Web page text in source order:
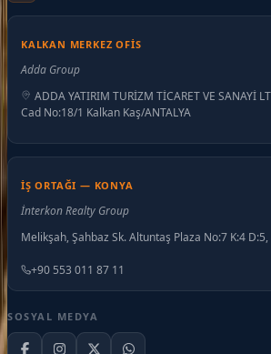
KALKAN MERKEZ OFIS
Adda Group
ADDA YATIRIM TURİZM TİCARET VE SANAYİ
Cad No:18/1 Kalkan Kaş/ANTALYA
İŞ ORTAĞI — KONYA
İnterkon Realty Group
Melikşah, Şahbaz Sk. Altuntaş Plaza No:7 K:4
+90 553 011 87 11
SOSYAL MEDYA